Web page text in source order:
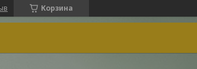
Корзина